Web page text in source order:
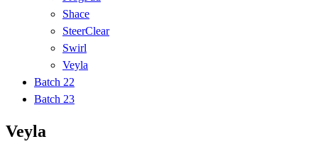
Shace
SteerClear
Swirl
Veyla
Batch 22
Batch 23
Veyla